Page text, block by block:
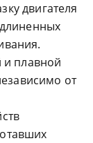
двигателя
и плавной
от